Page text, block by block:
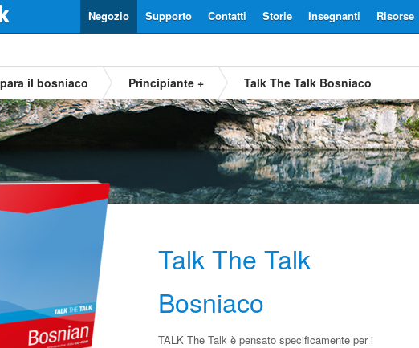
Risorse
Insegnanti
Storie
Contatti
Supporto
Negozio
il bosniaco Principiante + Talk The Talk Bosniaco
Talk The Talk
Bosniaco
TALK The Talk è pensato specificamente per i